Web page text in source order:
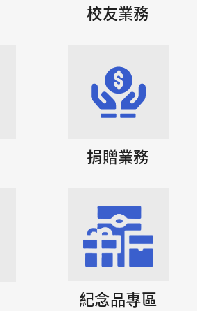
校友業務
捐贈業務
紀念品專區